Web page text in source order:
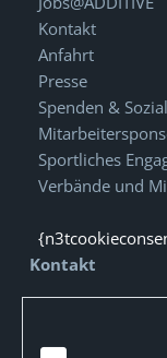
Kontakt
Anfahrt
Presse
Spenden &
Sportliches
Verbände und
Kontakt